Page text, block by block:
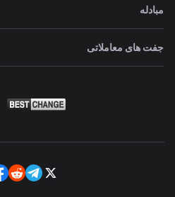
مبادله
جفت های معاملاتی